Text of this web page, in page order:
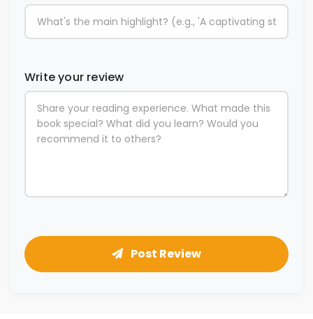
Write your review
Post Review